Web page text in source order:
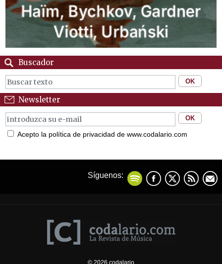
Buscador
Newsletter
Acepto la política de privacidad de www.codalario.com
Síguenos:
© 2026 codalario